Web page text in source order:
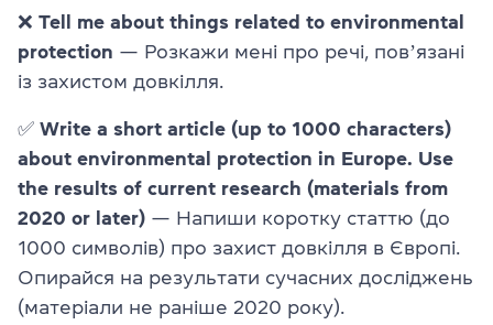
❌ Tell me about things related to environmental
protection — Розкажи мені про речі, повʼязані
із захистом довкілля.
✅ Write a short article (up to 1000 characters)
about environmental protection in Europe. Use
the results of current research (materials from
2020 or later) — Напиши коротку статтю (до
1000 символів) про захист довкілля в Європі.
Опирайся на результати сучасних досліджень
(матеріали не раніше 2020 року).